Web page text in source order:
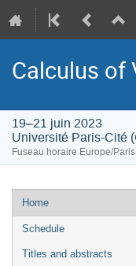
Calculus of
19–21 juin 2023
Université Paris-Cité
Fuseau horaire Europe/Paris
Menu
de
Home
Schedule
Titles and abstracts